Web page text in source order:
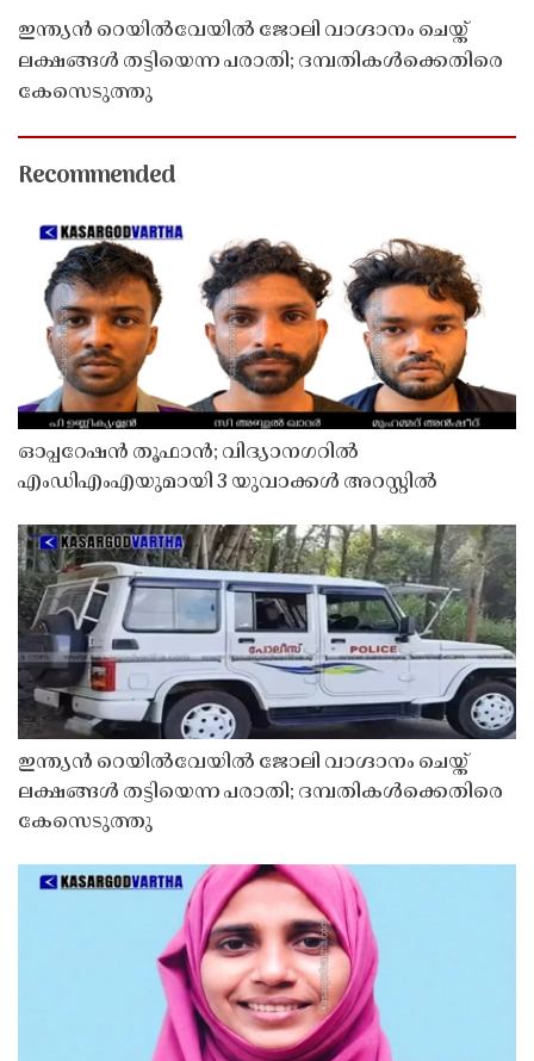
ഇന്ത്യൻ റെയിൽവേയിൽ ജോലി വാഗ്ദാനം ചെയ്ത്
ലക്ഷങ്ങൾ തട്ടിയെന്ന പരാതി; ദമ്പതികൾക്കെതിരെ
കേസെടുത്തു
Recommended
ഓപ്പറേഷൻ തൂഫാൻ; വിദ്യാനഗറിൽ
എംഡിഎംഎയുമായി 3 യുവാക്കൾ അറസ്റ്റിൽ
ഇന്ത്യൻ റെയിൽവേയിൽ ജോലി വാഗ്ദാനം ചെയ്ത്
ലക്ഷങ്ങൾ തട്ടിയെന്ന പരാതി; ദമ്പതികൾക്കെതിരെ
കേസെടുത്തു